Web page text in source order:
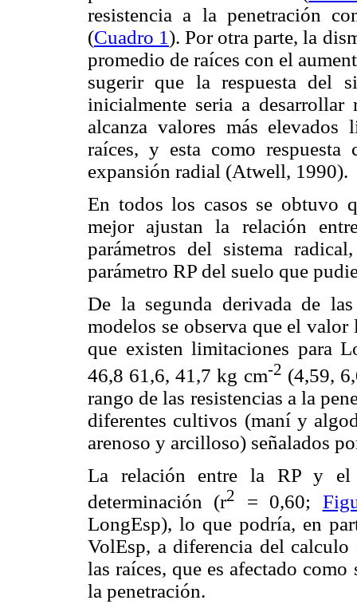
resistencia a la pene­tración
(Cuadro 1). Por otra parte, la
promedio de raíces con el
sugerir que la respuesta del
inicialmente seria a desarrollar
alcanza valores más
raíces, y esta como respuesta
expansión radial (Atwell, 1990).
En todos los casos se obtuvo
mejor ajustan la relación
parámetros del sistema
parámetro RP del suelo que
De la segunda derivada de
modelos se observa que el
que existen limitaciones para
46,8 61,6, 41,7 kg cm-2 (4,59,
rango de las resistencias a la
diferentes cultivos (maní y
arenoso y arcilloso) señalados
La relación entre la RP y el
determinación (r2 = 0,60;
LongEsp), lo que podría, en
VolEsp, a diferencia del
las raíces, que es afectado
la penetración.